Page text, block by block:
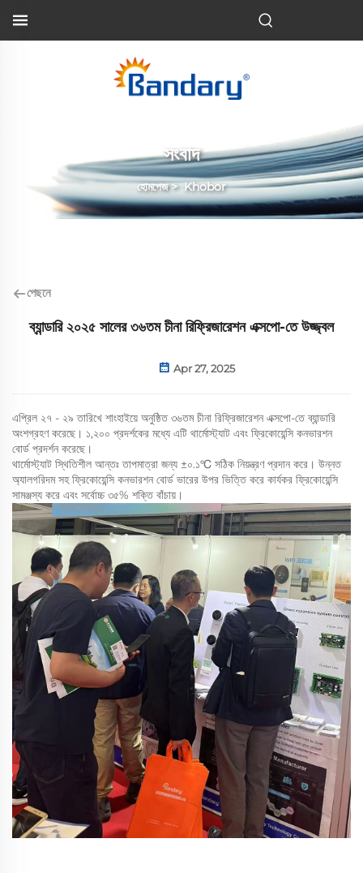
সংবাদ
হোমপেজ>Khobor
পেছনে
ব্যান্ডারি ২০২৫ সালের ৩৬তম চীনা রিফ্রিজারেশন এক্সপো-তে উজ্জ্বল
Apr 27, 2025
এপ্রিল ২৭ - ২৯ তারিখে শাংহাইয়ে অনুষ্ঠিত ৩৬তম চীনা রিফ্রিজারেশন এক্সপো-তে ব্যান্ডারি
অংশগ্রহণ করেছে। ১,২০০ প্রদর্শকের মধ্যে এটি থার্মোস্ট্যাট এবং ফ্রিকোয়েন্সি কনভারশন
বোর্ড প্রদর্শন করেছে।
থার্মোস্ট্যাট স্থিতিশীল আন্তঃ তাপমাত্রা জন্য ±০.১℃ সঠিক নিয়ন্ত্রণ প্রদান করে। উন্নত
অ্যালগরিদম সহ ফ্রিকোয়েন্সি কনভারশন বোর্ড ভারের উপর ভিত্তি করে কার্যকর ফ্রিকোয়েন্সি
সামঞ্জস্য করে এবং সর্বোচ্চ ৩৫% শক্তি বাঁচায়।